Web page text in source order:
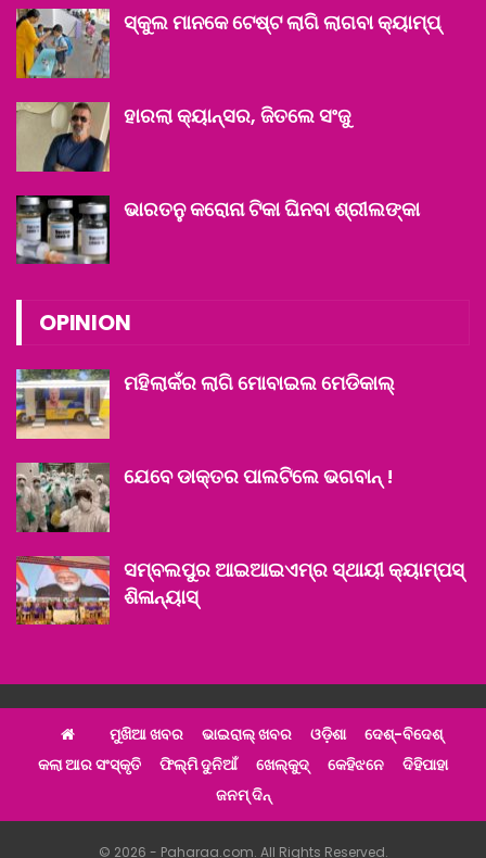
ସ୍କୁଲ ମାନକେ ଟେଷ୍ଟ ଲାଗି ଲାଗବା କ୍ୟାମ୍ପ୍
ହାରଲା କ୍ୟାନ୍ସର, ଜିତଲେ ସଂଜୁ
ଭାରତନୁ କରୋନା ଟିକା ଘିନବା ଶ୍ରୀଲଙ୍କା
OPINION
ମହିଲାକଁର ଲାଗି ମୋବାଇଲ ମେଡିକାଲ୍‌
ଯେବେ ଡାକ୍ତର ପାଲଟିଲେ ଭଗବାନ୍ !
ସମ୍ବଲପୁର ଆଇଆଇଏମ୍‌ର ସ୍ଥାୟୀ କ୍ୟାମ୍ପସ୍‌
ଶିଳାନ୍ୟାସ୍
ମୁଖିଆ ଖବର ଭାଇରାଲ୍ ଖବର ଓଡ଼ିଶା
ଦେଶ୍‌-ବିଦେଶ୍‌
କଲା ଆର ସଂସ୍କୃତି
ଫିଲ୍ମି ଦୁନିଆଁ ଖେଲ୍‌କୁଦ୍‌ କେହିଝନେ
ଦିହିପାହା
ଜନମ୍ ଦିନ୍
© 2026 - Paharaa.com. All Rights Reserved.